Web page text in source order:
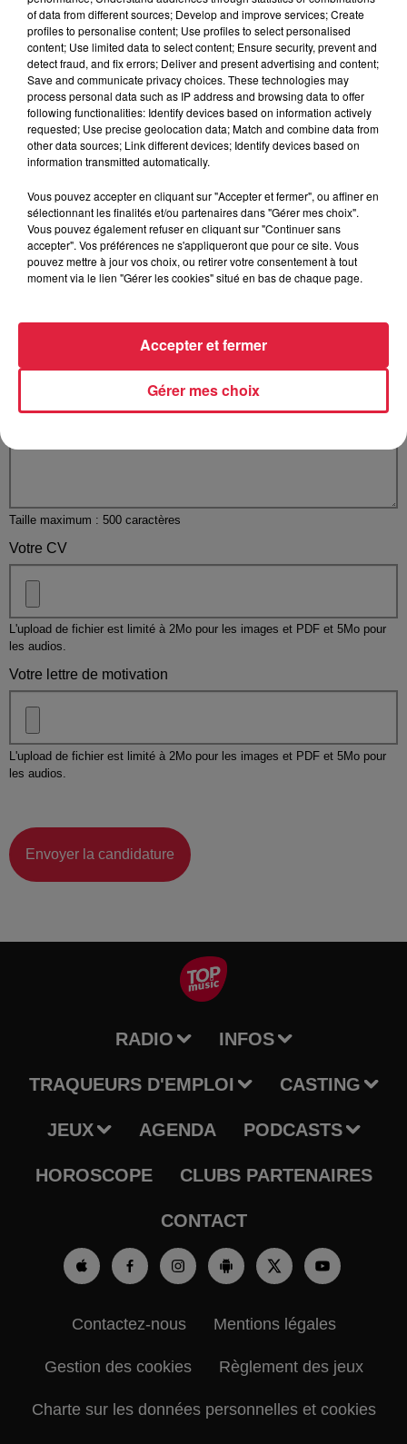
Votre nom*
Votre e-mail*
Votre n° de téléphone*
Votre message
Taille maximum : 500 caractères
Votre CV
L'upload de fichier est limité à 2Mo pour les images et PDF et 5Mo pour
les audios.
Votre lettre de motivation
L'upload de fichier est limité à 2Mo pour les images et PDF et 5Mo pour
les audios.
Envoyer la candidature
RADIO INFOS
TRAQUEURS D'EMPLOI CASTING
JEUX AGENDA PODCASTS
HOROSCOPE CLUBS PARTENAIRES
CONTACT
Contactez-nous Mentions légales
Gestion des cookies Règlement des jeux
Charte sur les données personnelles et cookies
of data from different sources; Develop and improve services; Create
profiles to personalise content; Use profiles to select personalised
content; Use limited data to select content; Ensure security, prevent and
detect fraud, and fix errors; Deliver and present advertising and content;
Save and communicate privacy choices. These technologies may
process personal data such as IP address and browsing data to offer
following functionalities: Identify devices based on information actively
requested; Use precise geolocation data; Match and combine data from
other data sources; Link different devices; Identify devices based on
information transmitted automatically.
Vous pouvez accepter en cliquant sur "Accepter et fermer", ou affiner en
sélectionnant les finalités et/ou partenaires dans "Gérer mes choix".
Vous pouvez également refuser en cliquant sur "Continuer sans
accepter". Vos préférences ne s'appliqueront que pour ce site. Vous
pouvez mettre à jour vos choix, ou retirer votre consentement à tout
moment via le lien "Gérer les cookies" situé en bas de chaque page.
Gérer mes choix
Accepter et fermer